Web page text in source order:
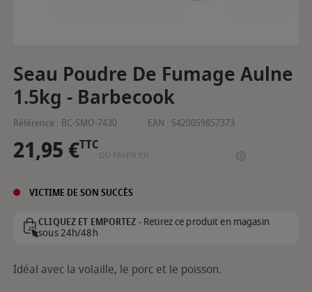
Seau Poudre De Fumage Aulne
1.5kg - Barbecook
Référence : BC-SMO-7430 EAN : 5420059857373
21,95 €TTC
OU PAYER EN
VICTIME DE SON SUCCÈS
CLIQUEZ ET EMPORTEZ -Retirez ce produit en magasin
sous 24h/48h
Idéal avec la volaille, le porc et le poisson.